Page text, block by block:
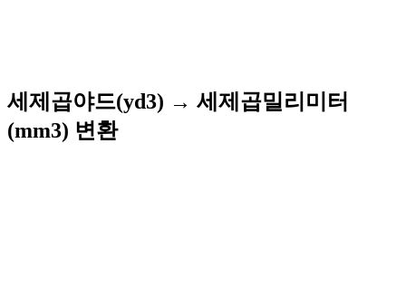
세제곱야드(yd3) → 세제곱밀리미터
(mm3) 변환